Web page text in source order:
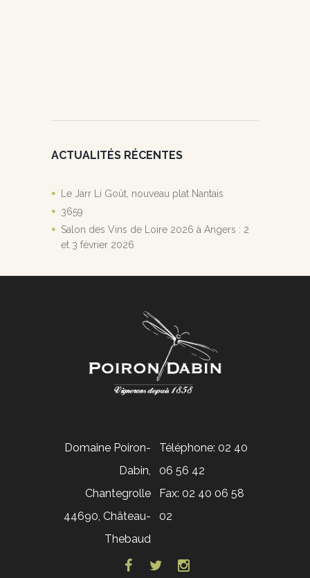
ACTUALITÉS RÉCENTES
Le Jarr Li Goût, nouveau plat Nantais
3659
Salon des Vins de Loire 2026 à Angers : 2
et 3 février 2026
Téléphone: 02 40
06 56 42
Fax: 02 40 06 58
02
Domaine Poiron-
Dabin,
Chantegrolle
44690, Château-
Thebaud